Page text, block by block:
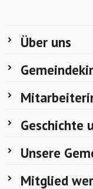
Über uns
Geschichte
Unsere
Mitglied